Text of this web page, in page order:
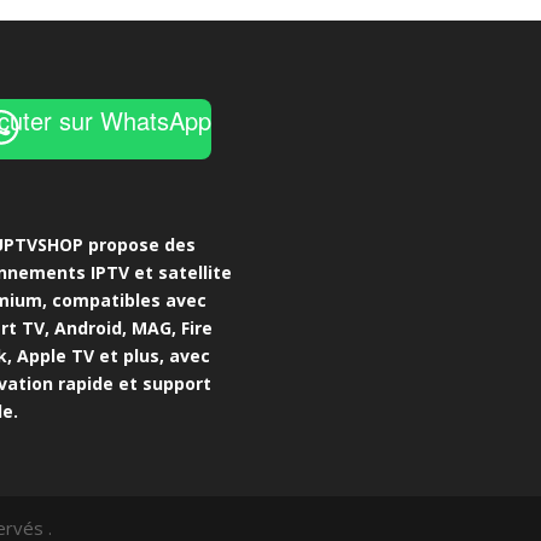
sur WhatsApp
propose des
IPTV et satellite
compatibles avec
TV, Android, MAG, Fire
Apple TV et plus, avec
rapide et support
.